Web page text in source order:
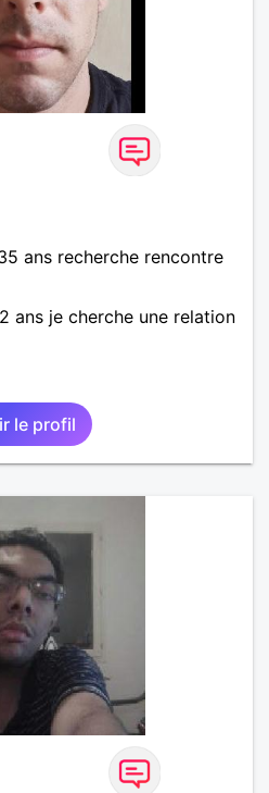
ans recherche rencontre
ans je cherche une relation
le profil